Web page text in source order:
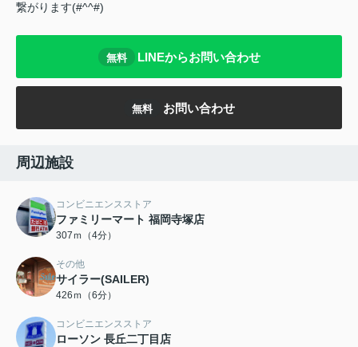
繋がります(#^^#)
無料 LINEからお問い合わせ
無料 お問い合わせ
周辺施設
コンビニエンスストア
ファミリーマート 福岡寺塚店
307ｍ（4分）
その他
サイラー(SAILER)
426ｍ（6分）
コンビニエンスストア
ローソン 長丘二丁目店